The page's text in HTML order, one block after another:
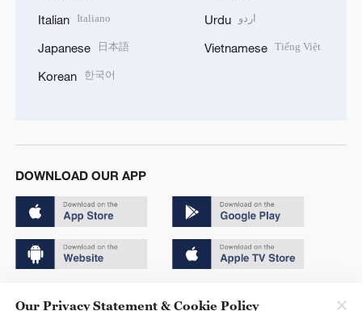
Italian Italiano
Japanese 日本語
Korean 한국어
Urdu اردو
Vietnamese Tiếng Việt
DOWNLOAD OUR APP
Our Privacy Statement & Cookie Policy